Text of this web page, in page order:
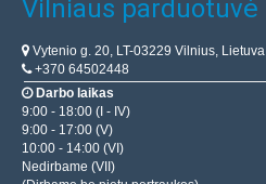
Vilniaus parduotuvė
Vytenio g. 20, LT-03229 Vilnius, Lietuva
+370 64502448
Darbo laikas
9:00 - 18:00 (I - IV)
9:00 - 17:00 (V)
10:00 - 14:00 (VI)
Nedirbame (VII)